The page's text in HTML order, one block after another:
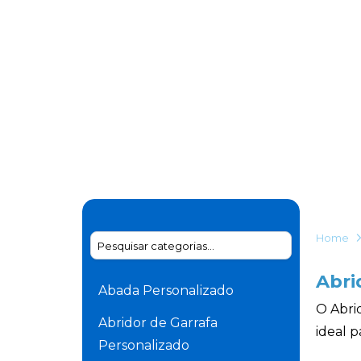
Abada Personalizado
Abridor de Garrafa
Personalizado
Home
O
ideal